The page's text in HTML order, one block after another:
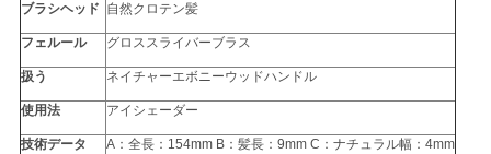
ブラシヘッド 自然クロテン髪
フェルール グロススライバーブラス
扱う ネイチャーエボニーウッドハンドル
使用法 アイシェーダー
技術データ
A：全長：154mm B：髪長：9mm C：ナチュラル幅：4mm